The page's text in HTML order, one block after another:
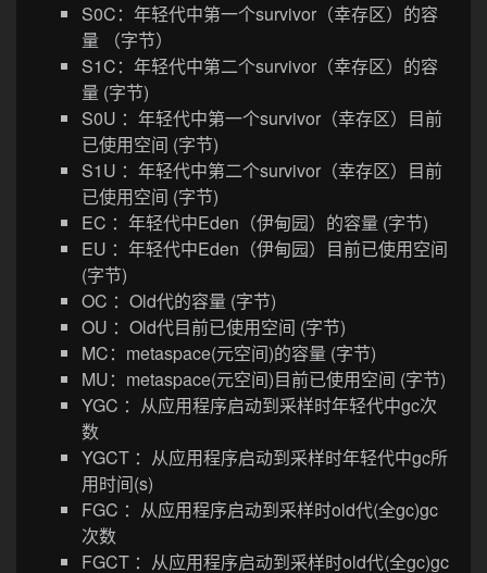
S0C：年轻代中第一个survivor（幸存区）的容
量 （字节）
S1C：年轻代中第二个survivor（幸存区）的容
量 (字节)
S0U ：年轻代中第一个survivor（幸存区）目前
已使用空间 (字节)
S1U ：年轻代中第二个survivor（幸存区）目前
已使用空间 (字节)
EC ：年轻代中Eden（伊甸园）的容量 (字节)
EU ：年轻代中Eden（伊甸园）目前已使用空间
(字节)
OC ：Old代的容量 (字节)
OU ：Old代目前已使用空间 (字节)
MC：metaspace(元空间)的容量 (字节)
MU：metaspace(元空间)目前已使用空间 (字节)
YGC ：从应用程序启动到采样时年轻代中gc次
数
YGCT ：从应用程序启动到采样时年轻代中gc所
用时间(s)
FGC ：从应用程序启动到采样时old代(全gc)gc
次数
FGCT ：从应用程序启动到采样时old代(全gc)gc